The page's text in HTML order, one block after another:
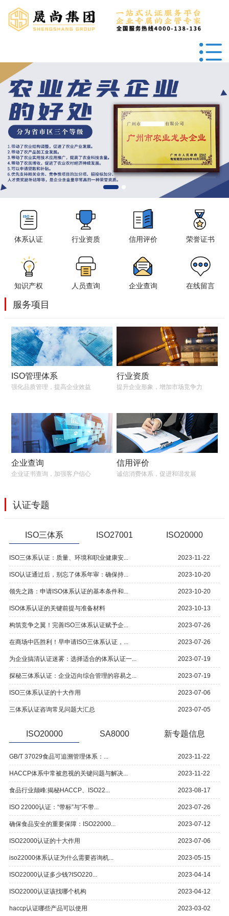
体系认证 行业资质 信用评价 荣誉证书
知识产权 人员查询 企业查询 在线留言
服务项目
ISO管理体系
强化品质管理，提高企业效益
行业资质
提升企业形象，增加市场竞争力
企业查询
企业证书查询，加强客户信心
信用评价
诚信消费体系，促进和谐发展
认证专题
ISO三体系 ISO27001 ISO20000
ISO三体系认证：质量、环境和职业健康安... 2023-11-22
ISO认证通过后，别忘了体系年审：确保持... 2023-10-20
领先之路：申请ISO体系认证的基本条件和... 2023-10-20
ISO体系认证的关键前提与准备材料 2023-10-13
构筑竞争之翼！完善ISO三体系认证赋予企... 2023-07-26
在商场中匹胜利！早申请ISO三体系认证，... 2023-07-26
为企业搞清认证迷雾：选择适合的体系认证一... 2023-07-19
探秘三体系认证：企业迈向综合管理的容易之... 2023-07-19
ISO三体系认证的十大作用 2023-07-06
三体系认证咨询常见问题大汇总 2023-07-05
ISO20000 SA8000 新专题信息
GB/T 37029食品可追溯管理体系：... 2023-11-22
HACCP体系中常被忽视的关键问题与解决... 2023-11-22
食品行业颠峰:揭秘HACCP、ISO22... 2023-08-17
ISO 22000认证：“带标”与“不带... 2023-07-26
确保食品安全的重要保障：ISO22000... 2023-07-12
ISO22000认证的十大作用 2023-07-06
iso22000体系认证为什么需要咨询机... 2023-05-15
ISO22000认证多少钱?ISO220... 2023-04-14
ISO22000认证该找哪个机构 2023-04-12
haccp认证哪些产品可以使用 2023-03-02